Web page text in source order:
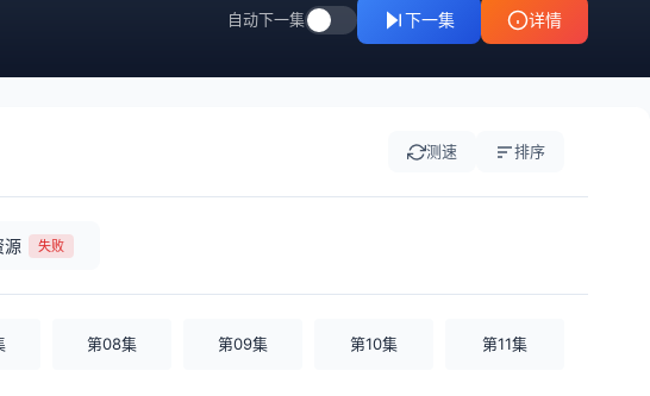
自动下一集 下一集 详情
测速 排序
源 失败
第08集 第09集 第10集 第11集